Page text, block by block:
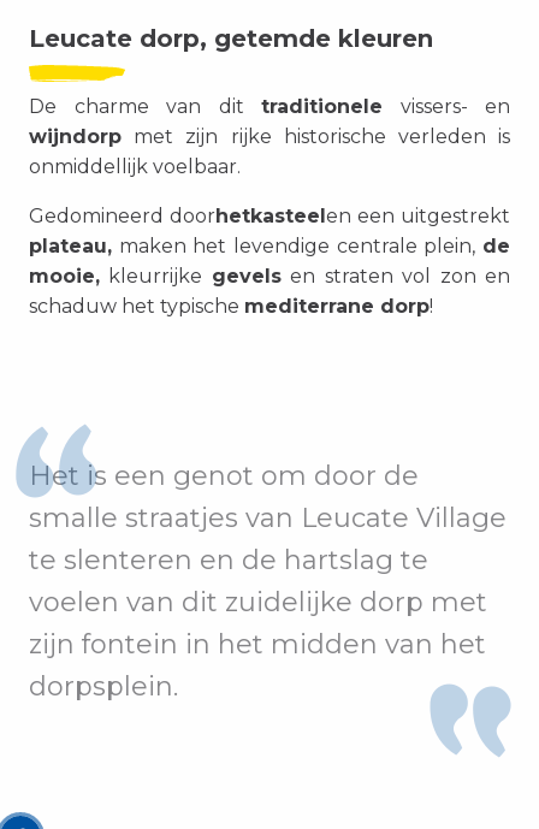
Leucate dorp, getemde kleuren
De charme van dit traditionele vissers- en
wijndorp met zijn rijke historische verleden is
onmiddellijk voelbaar.
Gedomineerd doorhetkasteelen een uitgestrekt
plateau, maken het levendige centrale plein, de
mooie, kleurrijke gevelsen straten vol zon en
schaduw het typische mediterrane dorp!
Het is een genot om door de
smalle straatjes van Leucate Village
te slenteren en de hartslag te
voelen van dit zuidelijke dorp met
zijn fontein in het midden van het
dorpsplein.